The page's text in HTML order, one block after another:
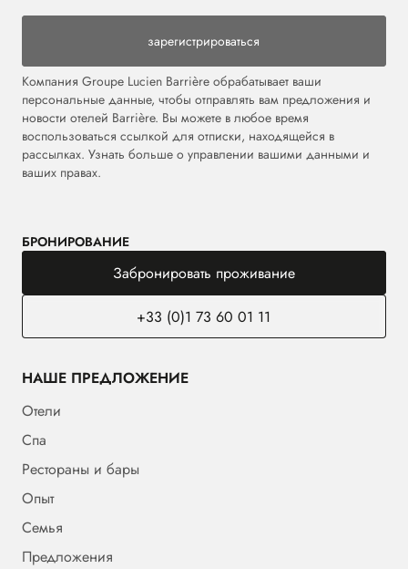
зарегистрироваться
Компания Groupe Lucien Barrière обрабатывает ваши
персональные данные, чтобы отправлять вам предложения и
новости отелей Barrière. Вы можете в любое время
воспользоваться ссылкой для отписки, находящейся в
рассылках. Узнать больше о управлении вашими данными и
ваших правах.
БРОНИРОВАНИЕ
Забронировать проживание
+33 (0)1 73 60 01 11
НАШЕ ПРЕДЛОЖЕНИЕ
Отели
Спа
Рестораны и бары
Опыт
Семья
Предложения